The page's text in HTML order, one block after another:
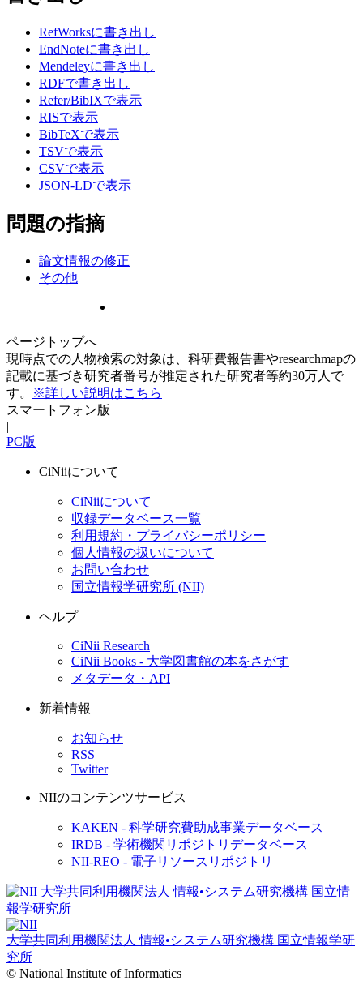
RefWorksに書き出し
EndNoteに書き出し
Mendeleyに書き出し
RDFで書き出し
Refer/BibIXで表示
RISで表示
BibTeXで表示
TSVで表示
CSVで表示
JSON-LDで表示
問題の指摘
論文情報の修正
その他
ページトップへ
現時点での人物検索の対象は、科研費報告書やresearchmapの
記載に基づき研究者番号が推定された研究者等約30万人で
す。
※詳しい説明はこちら
スマートフォン版
|
PC版
CiNiiについて
CiNiiについて
収録データベース一覧
利用規約・プライバシーポリシー
個人情報の扱いについて
お問い合わせ
国立情報学研究所 (NII)
ヘルプ
CiNii Research
CiNii Books - 大学図書館の本をさがす
メタデータ・API
新着情報
お知らせ
RSS
Twitter
NIIのコンテンツサービス
KAKEN - 科学研究費助成事業データベース
IRDB - 学術機関リポジトリデータベース
NII-REO - 電子リソースリポジトリ
大学共同利用機関法人 情報•システム研究機構 国立情報学研
究所
© National Institute of Informatics